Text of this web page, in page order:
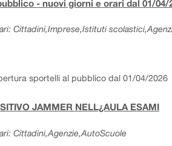
- nuovi giorni e orari dal 01/04/
Cittadini,Imprese,Istituti
sportelli al pubblico dal 01/04/2026
JAMMER NELL¿AULA ESAMI
Cittadini,Agenzie,AutoScuole